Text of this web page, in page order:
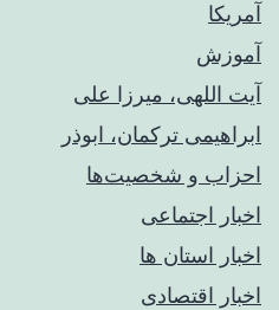
آمریکا
آموزش
آیت اللهی، میرزا علی
ابراهیمی ترکمان، ابوذر
احزاب و شخصیت‌ها
اخبار اجتماعی
اخبار استان ها
اخبار اقتصادی